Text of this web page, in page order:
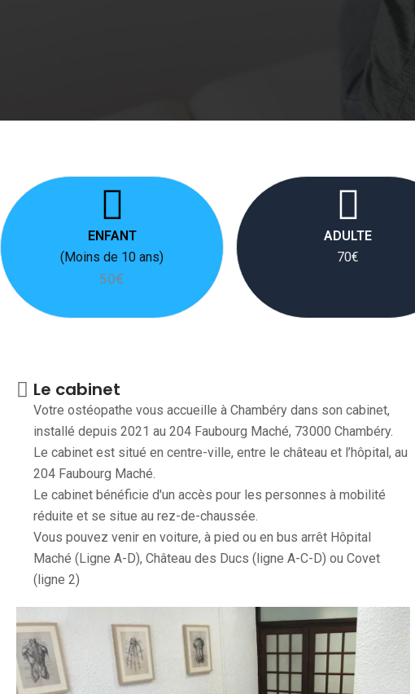
ENFANT
(Moins de 10 ans)
50€
ADULTE
70€
Le cabinet
Votre ostéopathe vous accueille à Chambéry dans son cabinet,
installé depuis 2021 au 204 Faubourg Maché, 73000 Chambéry.
Le cabinet est situé en centre-ville, entre le château et l’hôpital, au
204 Faubourg Maché.
Le cabinet bénéficie d'un accès pour les personnes à mobilité
réduite et se situe au rez-de-chaussée.
Vous pouvez venir en voiture, à pied ou en bus arrêt Hôpital
Maché (Ligne A-D), Château des Ducs (ligne A-C-D) ou Covet
(ligne 2)